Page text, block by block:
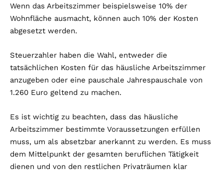
Wenn das Arbeitszimmer beispielsweise 10% der
Wohnfläche ausmacht, können auch 10% der Kosten
abgesetzt werden.
Steuerzahler haben die Wahl, entweder die
tatsächlichen Kosten für das häusliche Arbeitszimmer
anzugeben oder eine pauschale Jahrespauschale von
1.260 Euro geltend zu machen.
Es ist wichtig zu beachten, dass das häusliche
Arbeitszimmer bestimmte Voraussetzungen erfüllen
muss, um als absetzbar anerkannt zu werden. Es muss
dem Mittelpunkt der gesamten beruflichen Tätigkeit
dienen und von den restlichen Privaträumen klar